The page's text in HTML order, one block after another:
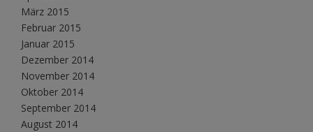
März 2015
Februar 2015
Januar 2015
Dezember 2014
November 2014
Oktober 2014
September 2014
August 2014